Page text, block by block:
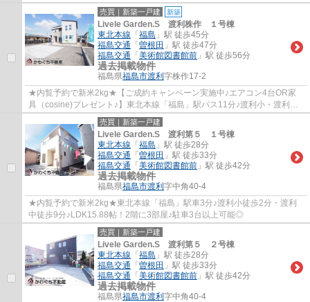
エリア◎LDK16.75帖・洋室４部屋♪
売買｜新築一戸建 新築
Livele Garden.S 渡利株作 １号棟
東北本線 「 福島 」駅 徒歩45分
福島交通 「 曽根田 」駅 徒歩47分
福島交通 「 美術館図書館前 」駅 徒歩56分
過去掲載物件
福島県福島市渡利 字株作17-2
★内覧予約で新米2kg★【ご成約キャンペーン実施中♪エアコン4台OR家
具（cosine)プレゼント♪】東北本線「福島」駅バス11分♪渡利小・渡利中
エリア♪◎南向き日当たり良好◎LDK17.25帖♪
売買｜新築一戸建
Livele Garden.S 渡利第５ １号棟
東北本線 「 福島 」駅 徒歩28分
福島交通 「 曽根田 」駅 徒歩33分
福島交通 「 美術館図書館前 」駅 徒歩42分
過去掲載物件
福島県福島市渡利 字中角40-4
★内覧予約で新米2kg★東北本線「福島」駅車3分♪渡利小徒歩2分・渡利
中徒歩9分♪LDK15.88帖！2階に3部屋♪駐車3台以上可能◎
売買｜新築一戸建
Livele Garden.S 渡利第５ ２号棟
東北本線 「 福島 」駅 徒歩28分
福島交通 「 曽根田 」駅 徒歩33分
福島交通 「 美術館図書館前 」駅 徒歩42分
過去掲載物件
福島県福島市渡利 字中角40-4